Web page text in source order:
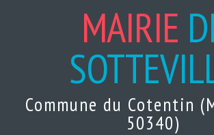
MAIRIE
Commune du Cotentin
50340)